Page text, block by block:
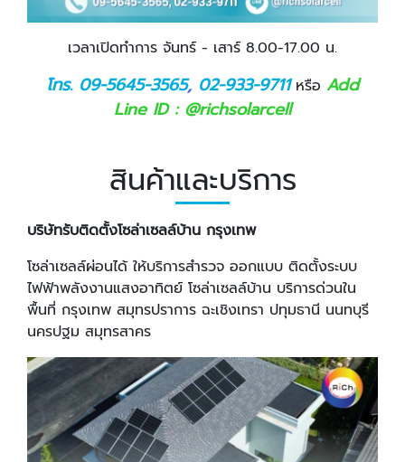
เวลาเปิดทำการ จันทร์ - เสาร์ 8.00-17.00 น.
โทร. 09-5645-3565, 02-933-9711หรือ Add
Line ID : @richsolarcell
สินค้าและบริการ
บริษัทรับติดตั้งโซล่าเซลล์บ้าน กรุงเทพ
โซล่าเซลล์ผ่อนได้ ให้บริการสำรวจ ออกแบบ ติดตั้งระบบ
ไฟฟ้าพลังงานแสงอาทิตย์ โซล่าเซลล์บ้าน บริการด่วนใน
พื้นที่ กรุงเทพ สมุทรปราการ ฉะเชิงเทรา ปทุมธานี นนทบุรี
นครปฐม สมุทรสาคร